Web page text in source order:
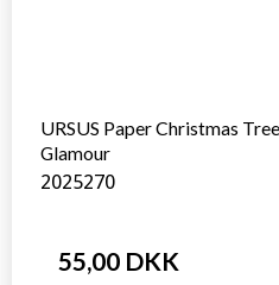
URSUS Paper Christmas
Glamour
2025270
55,00 DKK